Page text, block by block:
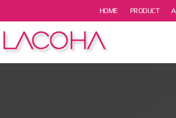
HOME PRODUCT
열기